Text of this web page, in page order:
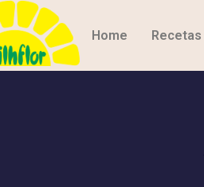
Home Recetas